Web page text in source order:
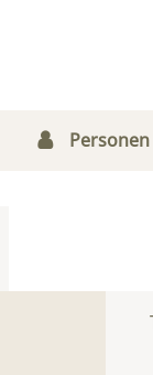
Personen